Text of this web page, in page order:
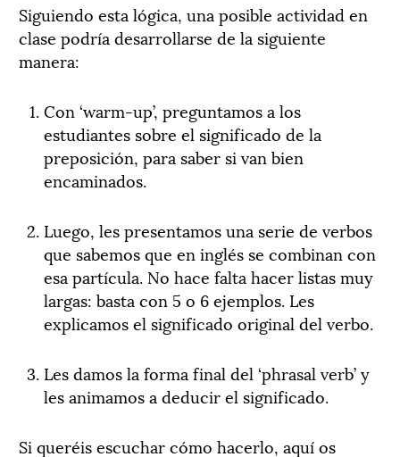
Siguiendo esta lógica, una posible actividad en
clase podría desarrollarse de la siguiente
manera:
Con ‘warm-up’, preguntamos a los
estudiantes sobre el significado de la
preposición, para saber si van bien
encaminados.
Luego, les presentamos una serie de verbos
que sabemos que en inglés se combinan con
esa partícula. No hace falta hacer listas muy
largas: basta con 5 o 6 ejemplos. Les
explicamos el significado original del verbo.
Les damos la forma final del ‘phrasal verb’ y
les animamos a deducir el significado.
Si queréis escuchar cómo hacerlo, aquí os